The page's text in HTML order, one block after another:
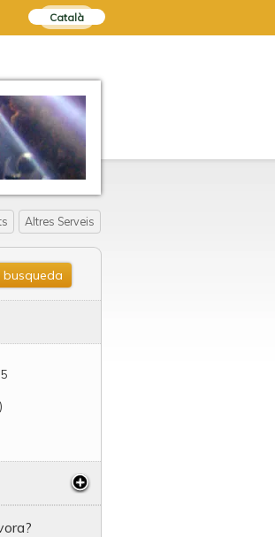
Català
Altres Serveis
busqueda